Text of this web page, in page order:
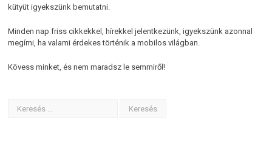
kütyüt igyekszünk bemutatni.
Minden nap friss cikkekkel, hírekkel jelentkezünk, igyekszünk azonnal
megírni, ha valami érdekes történik a mobilos világban.
Kövess minket, és nem maradsz le semmiről!